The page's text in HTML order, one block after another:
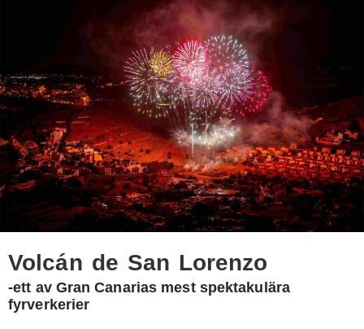
Volcán de San Lorenzo
-ett av Gran Canarias mest spektakulära
fyrverkerier